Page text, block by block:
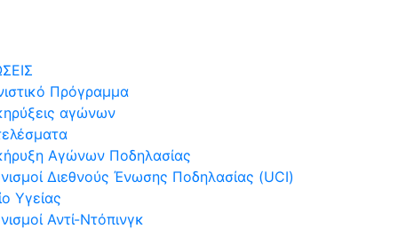
Πρόγραμμα
αγώνων
Αγώνων Ποδηλασίας
Διεθνούς Ένωσης Ποδηλασίας (UCI)
Υγείας
Αντί-Ντόπινγκ